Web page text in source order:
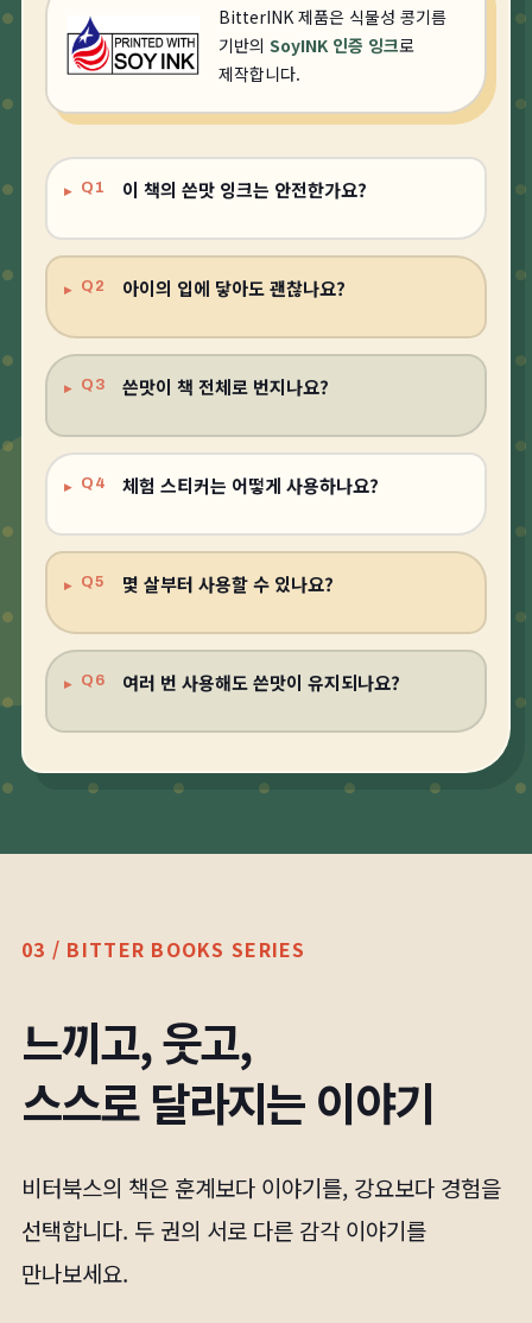
BitterINK 제품은 식물성 콩기름
기반의 SoyINK 인증 잉크로
제작합니다.
Q1 이 책의 쓴맛 잉크는 안전한가요?
Q2 아이의 입에 닿아도 괜찮나요?
Q3 쓴맛이 책 전체로 번지나요?
Q4 체험 스티커는 어떻게 사용하나요?
Q5 몇 살부터 사용할 수 있나요?
Q6 여러 번 사용해도 쓴맛이 유지되나요?
03 / BITTER BOOKS SERIES
느끼고, 웃고,
스스로 달라지는 이야기
비터북스의 책은 훈계보다 이야기를, 강요보다 경험을
선택합니다. 두 권의 서로 다른 감각 이야기를
만나보세요.